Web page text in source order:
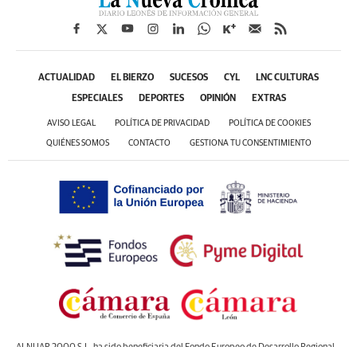
ACTUALIDAD EL BIERZO SUCESOS CYL LNC CULTURAS
ESPECIALES DEPORTES OPINIÓN EXTRAS
AVISO LEGAL POLÍTICA DE PRIVACIDAD POLÍTICA DE COOKIES
QUIÉNES SOMOS CONTACTO GESTIONA TU CONSENTIMIENTO